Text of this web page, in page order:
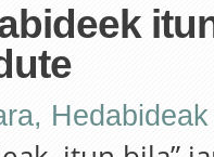
, Hedabideak